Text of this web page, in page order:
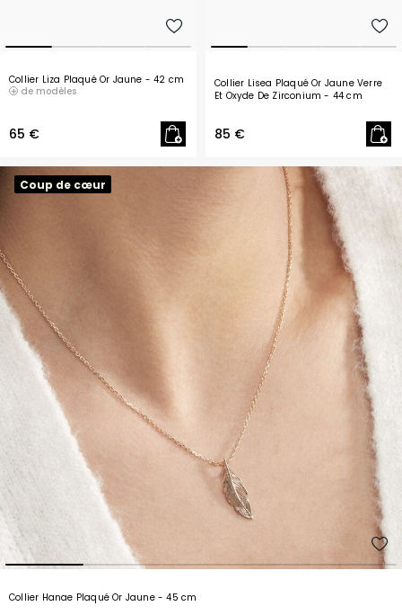
Collier Liza Plaqué Or Jaune - 42 cm
de modèles
65 €
Collier Lisea Plaqué Or Jaune Verre
Et Oxyde De Zirconium- 44 cm
85 €
Coup de cœur
Collier Hanae Plaqué Or Jaune - 45 cm